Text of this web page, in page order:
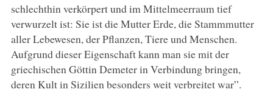
schlechthin verkörpert und im Mittelmeerraum tief
verwurzelt ist: Sie ist die Mutter Erde, die Stammmutter
aller Lebewesen, der Pflanzen, Tiere und Menschen.
Aufgrund dieser Eigenschaft kann man sie mit der
griechischen Göttin Demeter in Verbindung bringen,
deren Kult in Sizilien besonders weit verbreitet war”.